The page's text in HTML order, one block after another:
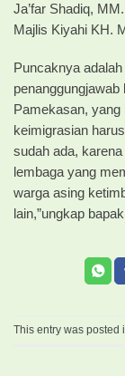
Ja’far Shadiq,
Majlis Kiyahi KH.
Puncaknya
penanggungjawab
Pamekasan,
keimigrasian
sudah ada,
lembaga yang
warga asing
lain,”ungkap
This entry was posted